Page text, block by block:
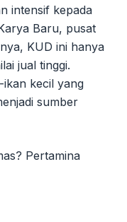
intensif kepada
Baru, pusat
KUD ini hanya
jual tinggi.
kecil yang
sumber